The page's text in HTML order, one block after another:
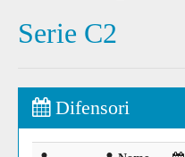
Serie C2
Difensori